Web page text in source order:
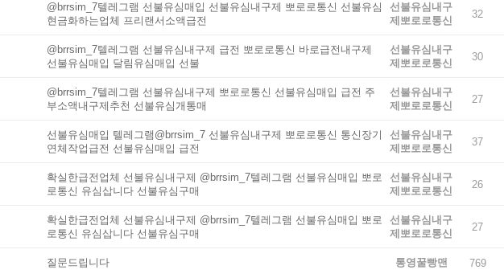
@brrsim_7텔레그램 선불유심매입 선불유심내구제 뽀로로통신 선불유심
현금화하는업체 프리랜서소액급전
선불유심내구
제뽀로로통신
32
@brrsim_7텔레그램 선불유심내구제 급전 뽀로로통신 바로급전내구제
선불유심매입 달림유심매입 선불
선불유심내구
제뽀로로통신
30
@brrsim_7텔레그램 선불유심내구제 뽀로로통신 선불유심매입 급전 주
부소액내구제추천 선불유심개통매
선불유심내구
제뽀로로통신
27
선불유심매입 텔레그램@brrsim_7 선불유심내구제 뽀로로통신 통신장기
연체작업급전 선불유심매입 급전
선불유심내구
제뽀로로통신
37
확실한급전업체 선불유심내구제 @brrsim_7텔레그램 선불유심매입 뽀로
로통신 유심삽니다 선불유심구매
선불유심내구
제뽀로로통신
26
확실한급전업체 선불유심내구제 @brrsim_7텔레그램 선불유심매입 뽀로
로통신 유심삽니다 선불유심구매
선불유심내구
제뽀로로통신
27
질문드립니다 통영꿀빵맨 769